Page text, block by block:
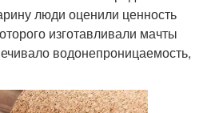
люди оценили ценность
изготавливали мачты
водонепроницаемость,